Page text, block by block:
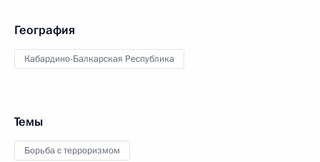
География
Кабардино-Балкарская Республика
Темы
Борьба с терроризмом